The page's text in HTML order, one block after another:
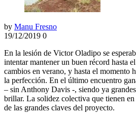
by Manu Fresno
19/12/2019 0
En la lesión de Victor Oladipo se
intentar mantener un buen récord hasta
cambios en verano, y hasta el momento
la perfección. En el último encuentro
– sin Anthony Davis -, siendo ya
brillar. La solidez colectiva que tienen en
de las grandes claves del proyecto.